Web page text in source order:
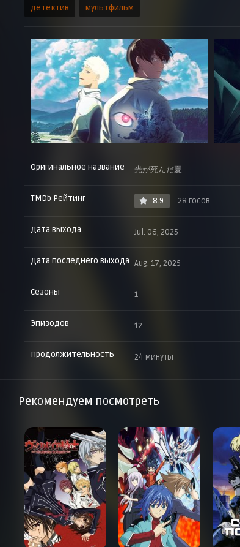
детектив мультфильм
Оригинальное название 光が死んだ夏
TMDb Рейтинг 8.9 28 госов
Дата выхода Jul. 06, 2025
Дата последнего выхода Aug. 17, 2025
Сезоны 1
Эпизодов 12
Продолжительность 24 минуты
Рекомендуем посмотреть